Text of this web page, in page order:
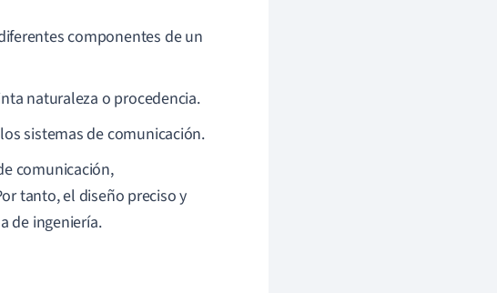
componentes de un
naturaleza o procedencia.
sistemas de comunicación.
comunicación,
tanto, el diseño preciso y
de ingeniería.